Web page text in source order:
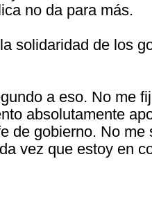
no da para más.
solidaridad de los
a eso. No me
absolutamente
de gobierno. No me
vez que estoy en